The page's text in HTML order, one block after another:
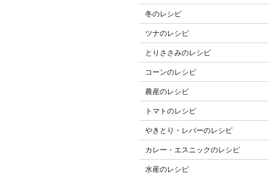
冬のレシピ
ツナのレシピ
とりささみのレシピ
コーンのレシピ
農産のレシピ
トマトのレシピ
やきとり・レバーのレシピ
カレー・エスニックのレシピ
水産のレシピ